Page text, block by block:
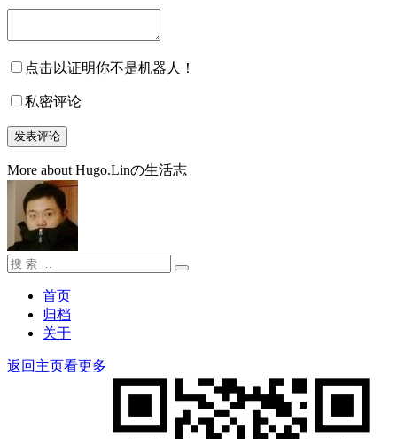
点击以证明你不是机器人！
私密评论
More about Hugo.Linの生活志
搜
搜
首页
归档
关于
返回主页看更多